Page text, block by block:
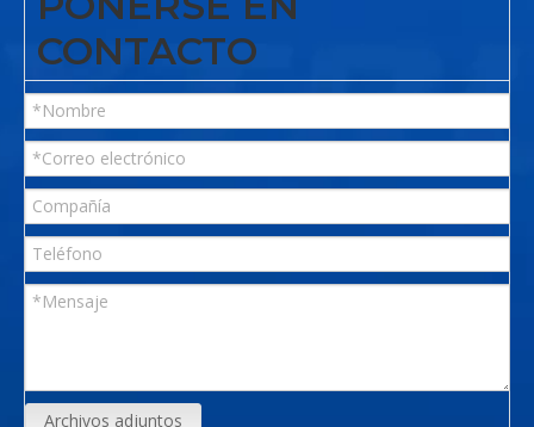
CONTACTO
Archivos adjuntos